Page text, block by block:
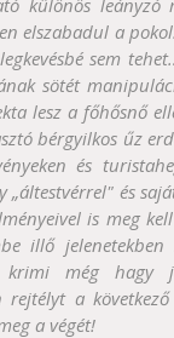
elszabadul a
sem
sötét
lesz a főhősnő
bérgyilkos űz
és
„áltestvérrel" és
is meg
illő jelenetekben
krimi még hagy
rejtélyt a
a végét!